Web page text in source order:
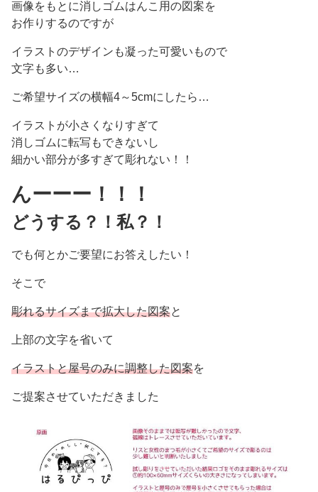
画像をもとに消しゴムはんこ用の図案を
お作りするのですが
イラストのデザインも凝った可愛いもので
文字も多い…
ご希望サイズの横幅4～5cmにしたら…
イラストが小さくなりすぎて
消しゴムに転写もできないし
細かい部分が多すぎて彫れない！！
んーーー！！！
どうする？！私？！
でも何とかご要望にお答えしたい！
そこで
彫れるサイズまで拡大した図案と
上部の文字を省いて
イラストと屋号のみに調整した図案を
ご提案させていただきました